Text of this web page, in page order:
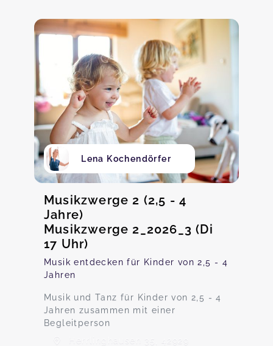
Lena Kochendörfer
Musikzwerge 2 (2,5 - 4
Jahre)
Musikzwerge 2_2026_3 (Di
17 Uhr)
Musik entdecken für Kinder von 2,5 - 4
Jahren
Musik und Tanz für Kinder von 2,5 - 4
Jahren zusammen mit einer
Begleitperson
Herrlinghausen 35, 42929